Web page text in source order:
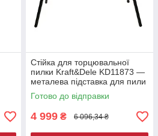
Стійка для торцювальної
пилки Kraft&Dele KD11873 —
металева підставка для пили
Готово до відправки
4 999 ₴ 6 096,34 ₴